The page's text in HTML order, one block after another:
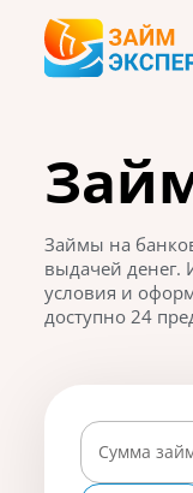
Займы на
выдачей денег.
условия и
доступно 24
Сумма